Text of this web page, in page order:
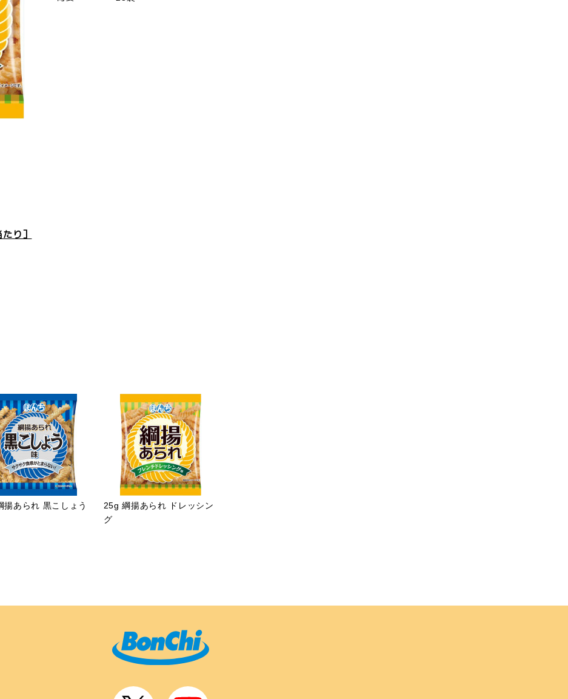
大豆を含む））／膨張剤、調味料（アミノ酸等）、酸味料
り］
しあがりの際には、お手元の製品パッケージの表示をご確認ください。
の表示が義務付けされている「卵」「乳成分」「えび」「落花生」を含む製品を製造しています。
揚あられ 黒こしょう
25g 綱揚あられ ドレッシン
グ